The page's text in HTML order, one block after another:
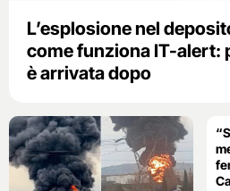
L’esplosione nel
come funziona IT-alert:
è arrivata dopo